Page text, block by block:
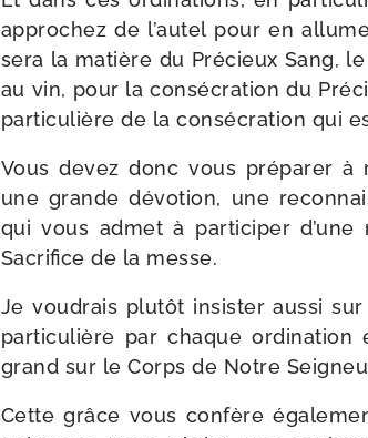
appro­chez de l’autel pour en
sera la matière du Précieux Sang,
au vin, pour la consé­cra­tion du
par­ti­cu­lière de la consé­cra­tion qui
Vous devez donc vous pré­pa­rer
une grande dévo­tion, une
qui vous admet à par­ti­ci­per
Sacrifice de la messe.
Je vou­drais plu­tôt insis­ter aus­si
par­ti­cu­lière par chaque
grand sur le Corps de Notre
Cette grâce vous confère